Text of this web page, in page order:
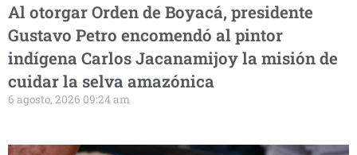
Al otorgar Orden de Boyacá, presidente
Gustavo Petro encomendó al pintor
indígena Carlos Jacanamijoy la misión de
cuidar la selva amazónica
6 agosto, 2026 09:24 am